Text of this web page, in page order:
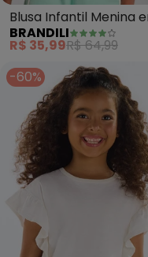
Blusa Infantil Menina
Ribana Florida (Natural)
BRANDILI
R$ 35,99R$ 64,99
-60%